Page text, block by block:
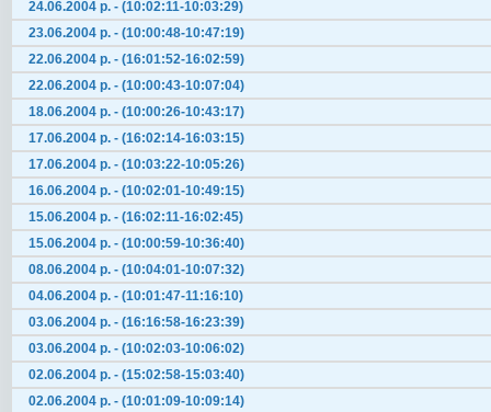
24.06.2004 р. - (10:02:11-10:03:29)
23.06.2004 р. - (10:00:48-10:47:19)
22.06.2004 р. - (16:01:52-16:02:59)
22.06.2004 р. - (10:00:43-10:07:04)
18.06.2004 р. - (10:00:26-10:43:17)
17.06.2004 р. - (16:02:14-16:03:15)
17.06.2004 р. - (10:03:22-10:05:26)
16.06.2004 р. - (10:02:01-10:49:15)
15.06.2004 р. - (16:02:11-16:02:45)
15.06.2004 р. - (10:00:59-10:36:40)
08.06.2004 р. - (10:04:01-10:07:32)
04.06.2004 р. - (10:01:47-11:16:10)
03.06.2004 р. - (16:16:58-16:23:39)
03.06.2004 р. - (10:02:03-10:06:02)
02.06.2004 р. - (15:02:58-15:03:40)
02.06.2004 р. - (10:01:09-10:09:14)